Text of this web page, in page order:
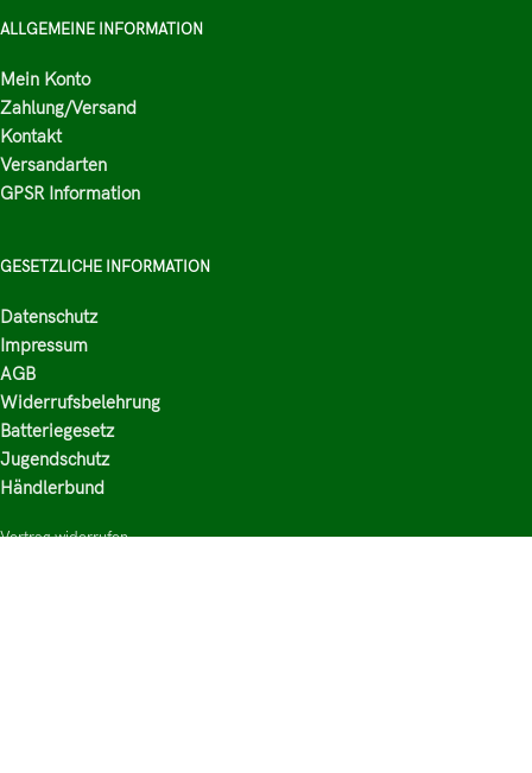
ALLGEMEINE INFORMATION
Mein Konto
Zahlung/Versand
Kontakt
Versandarten
GPSR Information
GESETZLICHE INFORMATION
Datenschutz
Impressum
AGB
Widerrufsbelehrung
Batteriegesetz
Jugendschutz
Händlerbund
Vertrag widerrufen